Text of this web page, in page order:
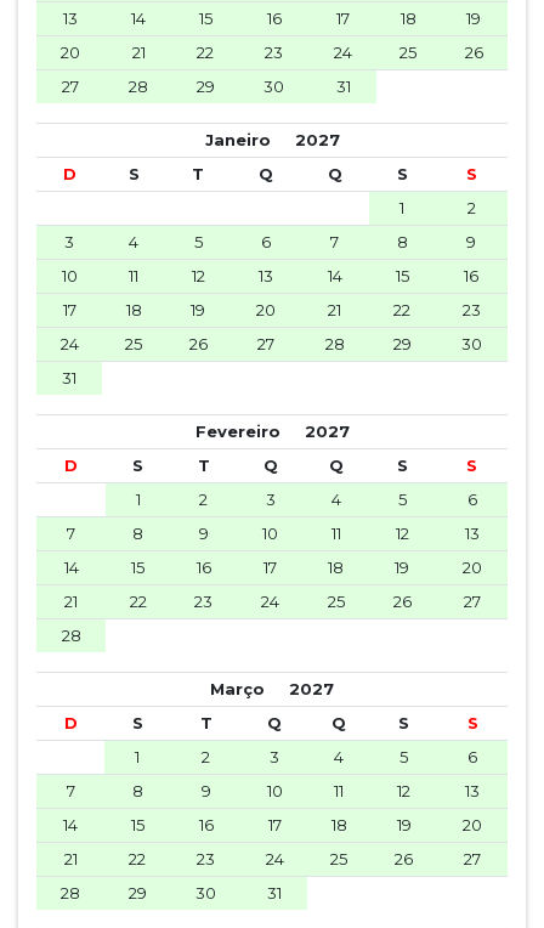
13
14 15 16 17 18
19
20
21 22 23 24 25
26
27
28 29 30 31
Janeiro 2027
D
S T Q Q S
S
1
2
3
4 5 6 7 8
9
10
11 12 13 14 15
16
17
18 19 20 21 22
23
24
25 26 27 28 29
30
31
Fevereiro 2027
D
S T Q Q S
S
1
2 3 4 5
6
7
8 9 10 11 12
13
14
15 16 17 18 19
20
21
22 23 24 25 26
27
28
Março 2027
D
S T Q Q S
S
1
2 3 4 5
6
7
8 9 10 11 12
13
14
15 16 17 18 19
20
21
22 23 24 25 26
27
28
29 30 31